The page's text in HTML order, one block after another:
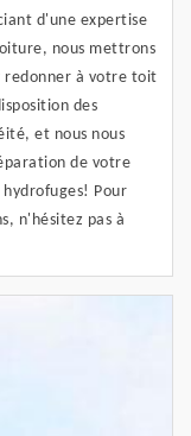
d'une expertise
nous mettrons
redonner à votre toit
des
et nous nous
de votre
Pour
n'hésitez pas à